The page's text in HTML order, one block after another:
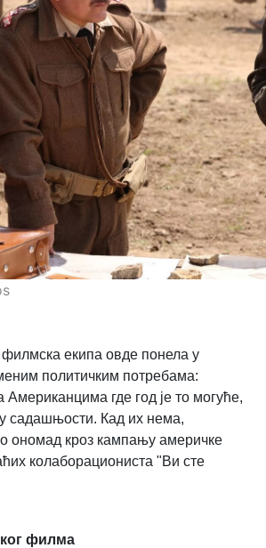
екипа овде понела у
политичким потребама:
Американцима где год је то могуће,
садашњости. Кад их нема,
ономад кроз кампању америчке
колаборациониста "Ви сте
филма